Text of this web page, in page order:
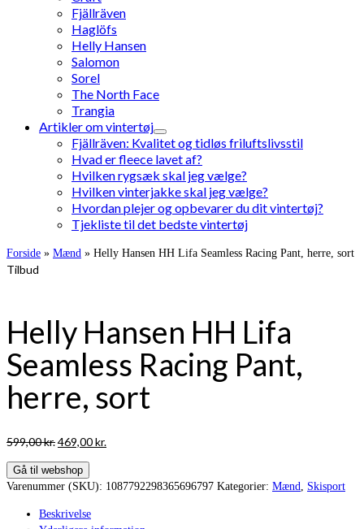
Fjällräven
Haglöfs
Helly Hansen
Salomon
Sorel
The North Face
Trangia
Artikler om vintertøj
Fjällräven: Kvalitet og tidløs friluftslivsstil
Hvad er fleece lavet af?
Hvilken rygsæk skal jeg vælge?
Hvilken vinterjakke skal jeg vælge?
Hvordan plejer og opbevarer du dit vintertøj?
Tjekliste til det bedste vintertøj
Forside » Mænd » Helly Hansen HH Lifa Seamless Racing Pant, herre, sort
Tilbud
Helly Hansen HH Lifa
Seamless Racing Pant,
herre, sort
599,00kr.Den
pris
var:
469,00kr.
er:
Gå til webshop
Varenummer (SKU): 1087792298365696797 Kategorier: Mænd Skisport
Beskrivelse